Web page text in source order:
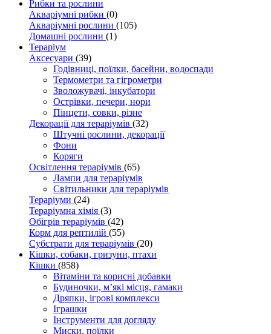
Рибки та рослини
Акваріумні рибки (0)
Акваріумні рослини (105)
Домашні рослини (1)
Тераріум
Аксесуари (39)
Годівниці, поїлки, басейни, водоспади
Термометри та гігрометри
Зволожувачі, інкубатори
Острівки, печери, нори
Пінцети, совки, різне
Декорації для тераріумів (32)
Штучні рослини, декорації
Фони
Коряги
Освітлення тераріумів (65)
Лампи для тераріумів
Світильники для тераріумів
Тераріуми (24)
Тераріумна хімія (3)
Обігрів тераріумів (42)
Корм для рептилій (55)
Субстрати для тераріумів (20)
Кішки, собаки, гризуни, птахи
Кішки (858)
Вітаміни та корисні добавки
Будиночки, м’які місця, гамаки
Дряпки, ігрові комплекси
Іграшки
Інструменти для догляду
Миски, поїлки